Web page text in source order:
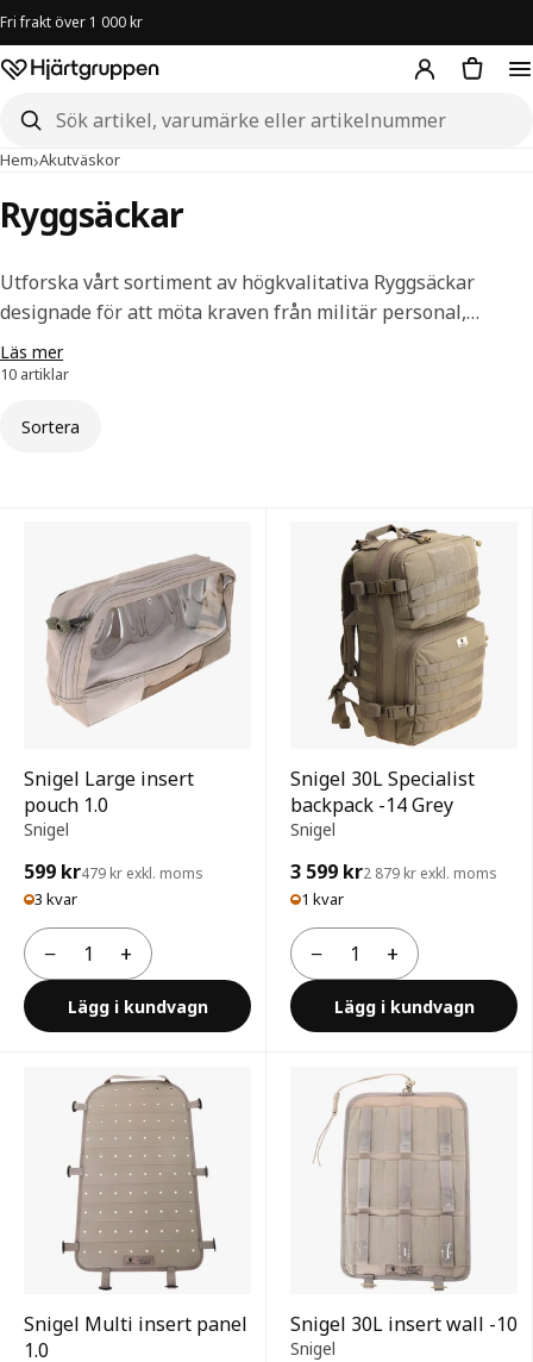
Fri frakt över 1 000 kr
Hjärtgruppen – startsida
Sök i butiken
Hem›Akutväskor
›Ryggsäckar
Ryggsäckar
Utforska vårt sortiment av högkvalitativa Ryggsäckar
designade för att möta kraven från militär personal,
poliser, ordningsvakter, väktare och ambulanspersonal. Här
hittar du bland annat Snigel 30L och 40L Specialist
slitstarka material för att klara tuffa förhållanden.
Läs mer
10 artiklar
Sortera
Snigel Large insert
pouch 1.0
Snigel
599 kr479 kr exkl. moms
3 kvar
−
Antal +
Lägg i kundvagn
Snigel 30L Specialist
backpack -14 Grey
Snigel
3 599 kr2 879 kr exkl. moms
1 kvar
−
Antal +
Lägg i kundvagn
Snigel Multi insert panel
1.0
Snigel 30L insert wall -10
Snigel